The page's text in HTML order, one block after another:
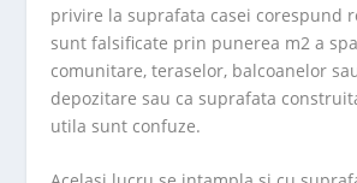
privire la suprafata casei corespund
sunt falsificate prin punerea m2 a
comunitare, teraselor, balcoanelor
depozitare sau ca suprafata
utila sunt confuze.